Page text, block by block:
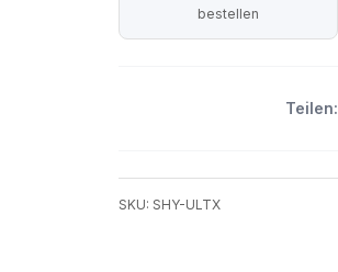
bestellen
Teilen:
SKU: SHY-ULTX